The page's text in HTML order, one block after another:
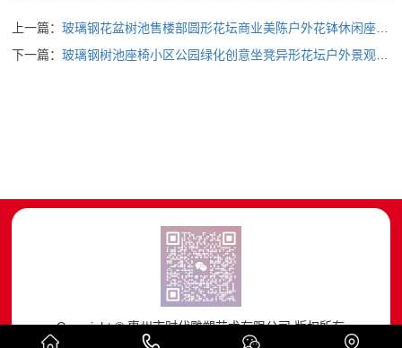
上一篇：玻璃钢花盆树池售楼部圆形花坛商业美陈户外花钵休闲座椅花盆...
下一篇：玻璃钢树池座椅小区公园绿化创意坐凳异形花坛户外景观创意休...
Copyright © 惠州市时代雕塑艺术有限公司 版权所有